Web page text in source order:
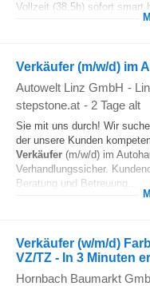
Vollzeit (38,5h) sofort smart
Verkäufer (m/w/d) im
Autowelt Linz GmbH -
stepstone.at - 2 Tage alt
Sie mit uns durch! Wir
der unsere Kunden
Verkäufer (m/w/d) im
Verhandlungssicher.
Beratung und Betreuung...
Verkäufer (w/m/d)
VZ/TZ - In 3 Minuten
Hornbach Baumarkt